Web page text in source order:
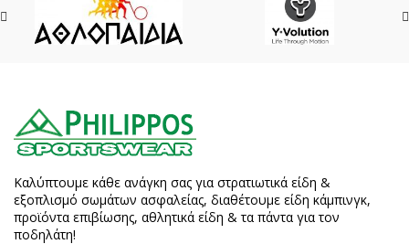
Καλύπτουμε κάθε ανάγκη σας για στρατιωτικά είδη &
εξοπλισμό σωμάτων ασφαλείας, διαθέτουμε είδη κάμπινγκ,
προϊόντα επιβίωσης, αθλητικά είδη & τα πάντα για τον
ποδηλάτη!